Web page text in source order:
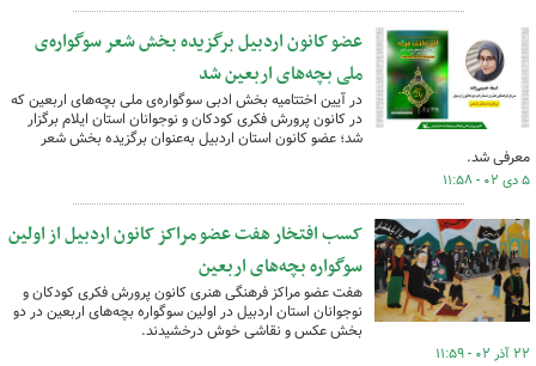
عضو کانون اردبیل برگزیده بخش شعر سوگواره‌ی
ملی بچه‌های اربعین شد
در آیین اختتامیه بخش ادبی سوگواره‌ی ملی بچه‌های اربعین که
در کانون پرورش فکری کودکان و نوجوانان استان ایلام برگزار
شد؛ عضو کانون استان اردبیل به‌عنوان برگزیده بخش شعر
معرفی شد.
۵ دی ۰۲ - ۱۱:۵۸
کسب افتخار هفت عضو مراکز کانون اردبیل از اولین
سوگواره بچه‌های اربعین
هفت عضو مراکز فرهنگی هنری کانون پرورش فکری کودکان و
نوجوانان استان اردبیل در اولین سوگواره بچه‌های اربعین در دو
بخش عکس و نقاشی خوش درخشیدند.
۲۲ آذر ۰۲ - ۱۱:۵۹